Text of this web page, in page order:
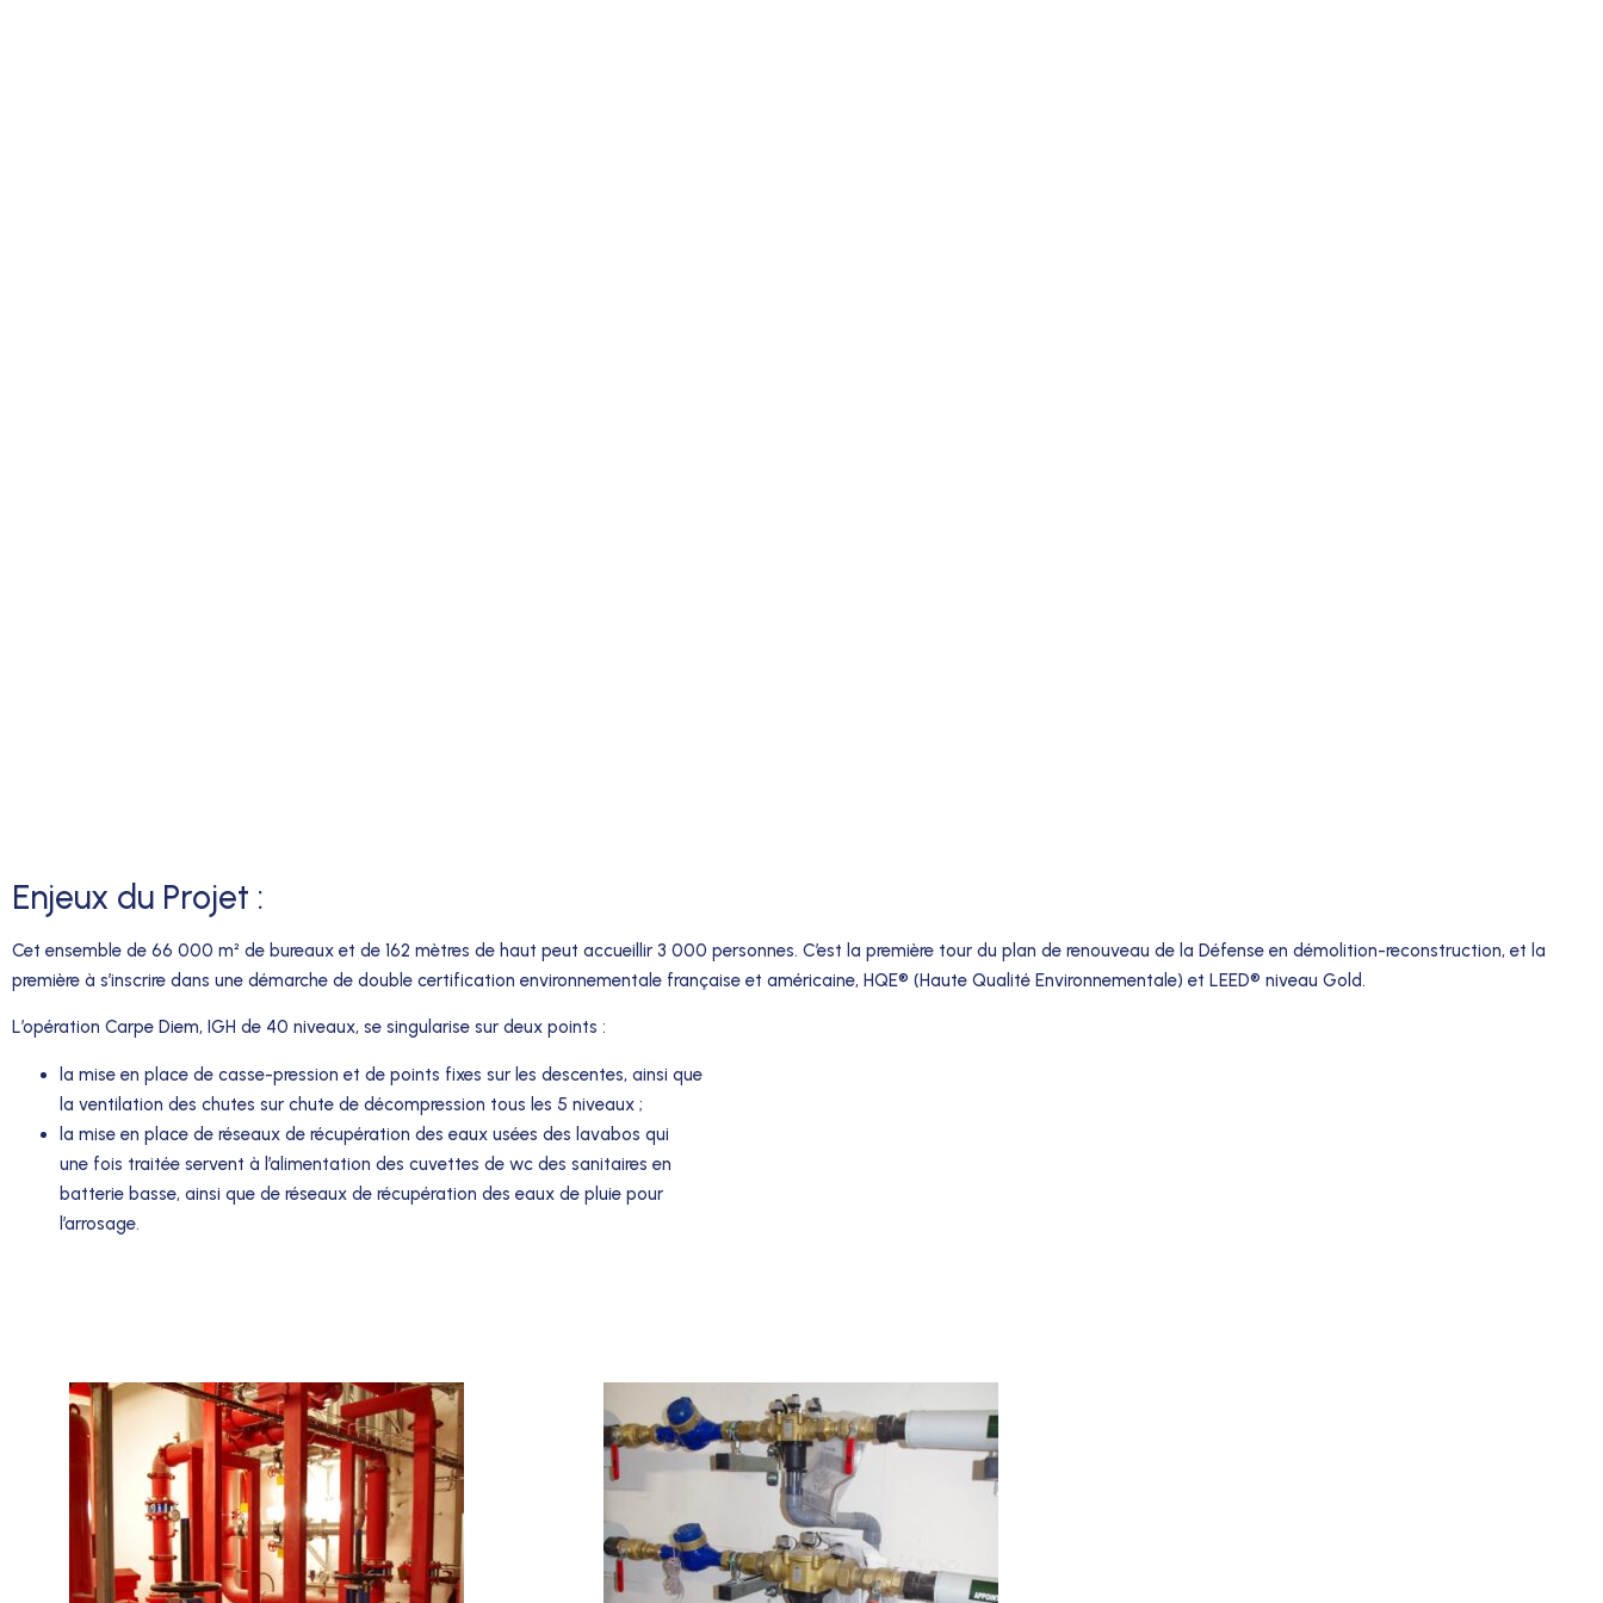
Enjeux du Projet :
Cet ensemble de 66 000 m² de bureaux et de 162 mètres de haut peut accueillir 3 000 personnes. C’est la première tour du plan de renouveau de la Défense en démolition-reconstruction, et la
première à s’inscrire dans une démarche de double certification environnementale française et américaine, HQE® (Haute Qualité Environnementale) et LEED® niveau Gold.
L’opération Carpe Diem, IGH de 40 niveaux, se singularise sur deux points :
la mise en place de casse-pression et de points fixes sur les descentes, ainsi que
la ventilation des chutes sur chute de décompression tous les 5 niveaux ;
la mise en place de réseaux de récupération des eaux usées des lavabos qui
une fois traitée servent à l’alimentation des cuvettes de wc des sanitaires en
batterie basse, ainsi que de réseaux de récupération des eaux de pluie pour
l’arrosage.